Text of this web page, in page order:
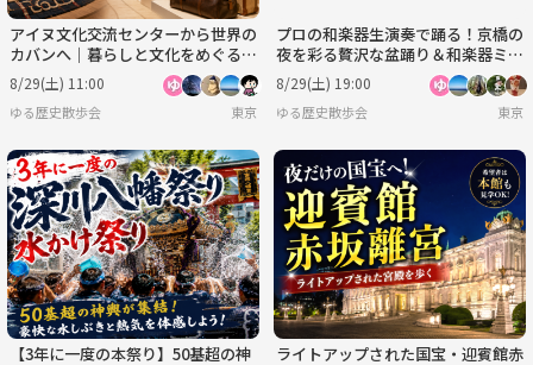
アイヌ文化交流センターから世界の
カバンへ｜暮らしと文化をめぐる浅
草ものづくり散歩
8/29(土) 11:00
ゆる歴史散歩会 東京
プロの和楽器生演奏で踊る！京橋の
夜を彩る贅沢な盆踊り＆和楽器ミニ
ライブにいこう！
8/29(土) 19:00
ゆる歴史散歩会 東京
【3年に一度の本祭り】50基超の神
ライトアップされた国宝・迎賓館赤